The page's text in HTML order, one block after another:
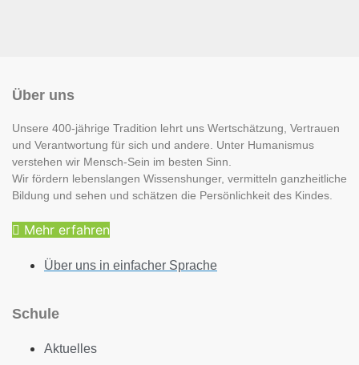
Über uns
Unsere 400-jährige Tradition lehrt uns Wertschätzung, Vertrauen
und Verantwortung für sich und andere. Unter Humanismus
verstehen wir Mensch-Sein im besten Sinn.
Wir fördern lebenslangen Wissenshunger, vermitteln ganzheitliche
Bildung und sehen und schätzen die Persönlichkeit des Kindes.
Mehr erfahren
Über uns in einfacher Sprache
Schule
Aktuelles